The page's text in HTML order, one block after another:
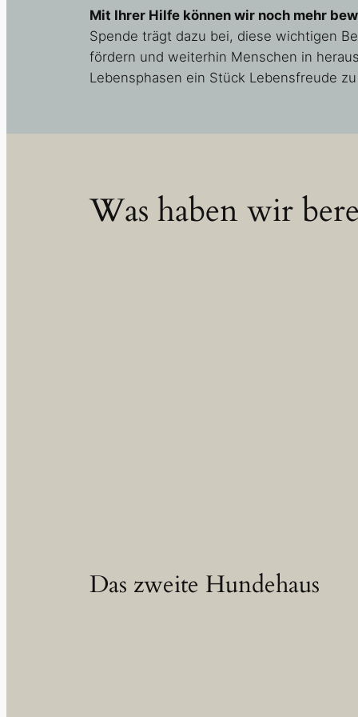
Mit Ihrer Hilfe können wir noch mehr
Spende trägt dazu bei, diese wichtigen
fördern und weiterhin Menschen in
Lebensphasen ein Stück Lebensfreude
Was haben wir
Das zweite Hundehaus